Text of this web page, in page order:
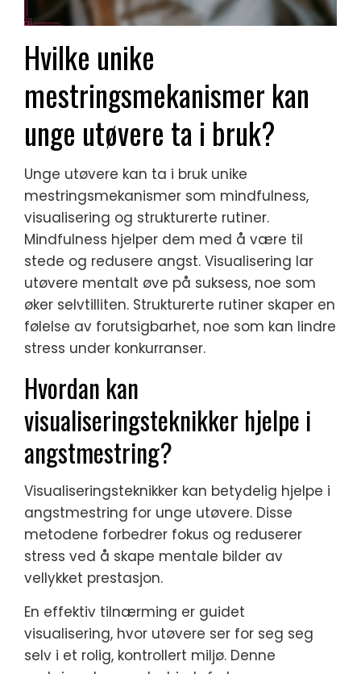
Hvilke unike
mestringsmekanismer kan
unge utøvere ta i bruk?
Unge utøvere kan ta i bruk unike
mestringsmekanismer som mindfulness,
visualisering og strukturerte rutiner.
Mindfulness hjelper dem med å være til
stede og redusere angst. Visualisering lar
utøvere mentalt øve på suksess, noe som
øker selvtilliten. Strukturerte rutiner skaper en
følelse av forutsigbarhet, noe som kan lindre
stress under konkurranser.
Hvordan kan
visualiseringsteknikker hjelpe i
angstmestring?
Visualiseringsteknikker kan betydelig hjelpe i
angstmestring for unge utøvere. Disse
metodene forbedrer fokus og reduserer
stress ved å skape mentale bilder av
vellykket prestasjon.
En effektiv tilnærming er guidet
visualisering, hvor utøvere ser for seg seg
selv i et rolig, kontrollert miljø. Denne